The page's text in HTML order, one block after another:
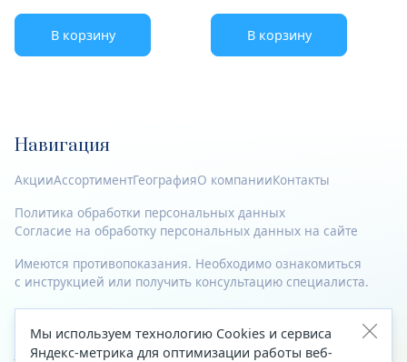
В корзину В корзину
Навигация
АкцииАссортиментГеографияО компанииКонтакты
Политика обработки персональных данных
Согласие на обработку персональных данных на сайте
Имеются противопоказания. Необходимо ознакомиться
с инструкцией или получить консультацию специалиста.
© 2023—2026 Все права защищены.
Адрес
Мы используем технологию Cookies и сервиса
Яндекс-метрика для оптимизации работы веб-